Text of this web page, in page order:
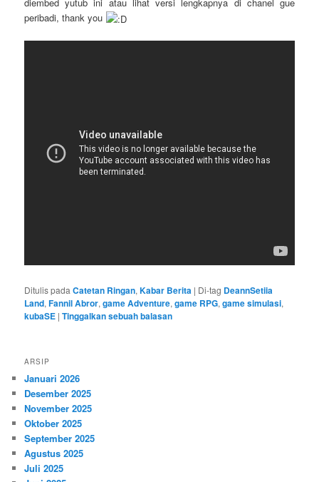
diembed yutub ini atau lihat versi lengkapnya di chanel gue
peribadi, thank you
Ditulis pada Catetan Ringan,Kabar Berita | Di-tag DeannSetiia
Land,Fannil Abror,game Adventure,game RPG,game simulasi,
kubaSE |Tinggalkan sebuah balasan
ARSIP
Januari 2026
Desember 2025
November 2025
Oktober 2025
September 2025
Agustus 2025
Juli 2025